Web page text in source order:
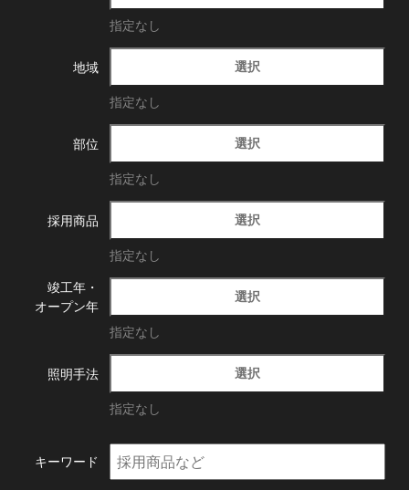
指定なし
地域 選択
指定なし
部位 選択
指定なし
採用商品 選択
指定なし
竣工年・
オープン年
選択
指定なし
照明手法 選択
指定なし
キーワード